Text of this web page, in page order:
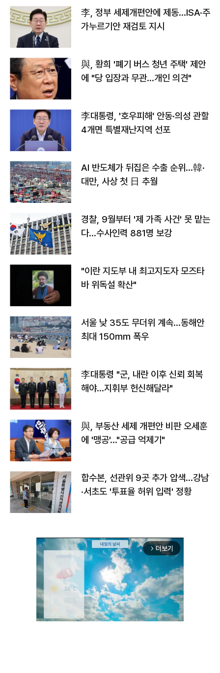
李, 정부 세제개편안에 제동…ISA·주
가누르기안 재검토 지시
與, 황희 '폐기 버스 청년 주택' 제안
에 "당 입장과 무관…개인 의견"
李대통령, '호우피해' 안동·의성 관할
4개면 특별재난지역 선포
AI 반도체가 뒤집은 수출 순위…韓·
대만, 사상 첫 日 추월
경찰, 9월부터 '제 가족 사건' 못 맡는
다…수사인력 881명 보강
"이란 지도부 내 최고지도자 모즈타
바 위독설 확산"
서울 낮 35도 무더위 계속…동해안
최대 150㎜ 폭우
李대통령 "군, 내란 이후 신뢰 회복
해야…지휘부 헌신해달라"
與, 부동산 세제 개편안 비판 오세훈
에 '맹공'…"공급 억제기"
합수본, 선관위 9곳 추가 압색…강남
·서초도 '투표율 허위 입력' 정황
arrow_forward_ios 더보기